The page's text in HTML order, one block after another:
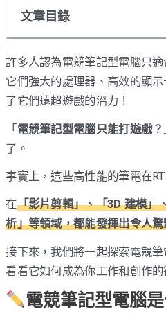
文章目錄
許多人認為電競筆記型電腦只
它們強大的處理器、高效的顯
了它們遠超遊戲的潛力！
「電競筆記型電腦只能打遊戲？
了。
事實上，這些高性能的筆電在
在「影片剪輯」、「3D 建模」
析」等領域，都能發揮出令人
接下來，我們將一起探索電競
看看它如何成為你工作和創作的
電競筆記型電腦